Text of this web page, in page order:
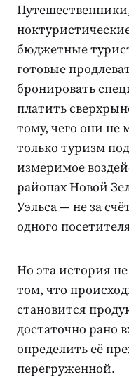
бюджетные
готовые
бронировать
платить
тому, чего они не
только туризм
измеримое
районах Новой
Уэльса — не за
одного
Но эта история
том, что
становится
достаточно рано
определить её
перегруженной.